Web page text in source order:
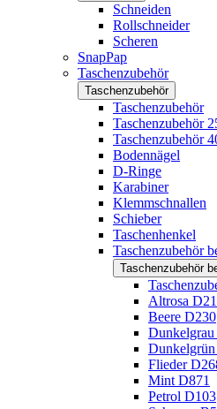
Schneiden
Rollschneider
Scheren
SnapPap
Taschenzubehör
Taschenzubehör
Taschenzubehör
Taschenzubehör
Taschenzubehör
Bodennägel
D-Ringe
Karabiner
Klemmschnallen
Schieber
Taschenhenkel
Taschenzubehör
Taschenzubehör
Altrosa
Beere D230
Flieder
Mint D871
Petrol D103